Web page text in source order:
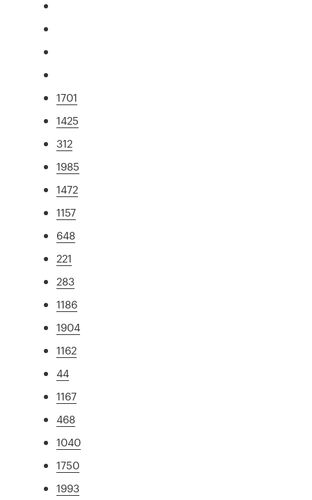
1701
1425
312
1985
1472
1157
648
221
283
1186
1904
1162
44
1167
468
1040
1750
1993